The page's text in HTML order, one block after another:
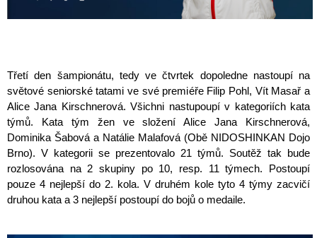
Třetí den šampionátu, tedy ve čtvrtek dopoledne nastoupí na
světové seniorské tatami ve své premiéře Filip Pohl, Vít Masař a
Alice Jana Kirschnerová. Všichni nastupoupí v kategoriích kata
týmů. Kata tým žen ve složení Alice Jana Kirschnerová,
Dominika Šabová a Natálie Malafová (Obě NIDOSHINKAN Dojo
Brno). V kategorii se prezentovalo 21 týmů. Soutěž tak bude
rozlosována na 2 skupiny po 10, resp. 11 týmech. Postoupí
pouze 4 nejlepší do 2. kola. V druhém kole tyto 4 týmy zacvičí
druhou kata a 3 nejlepší postoupí do bojů o medaile.